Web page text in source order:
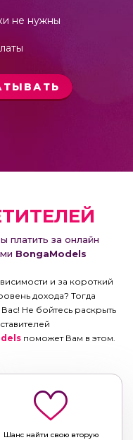
не нужны
платить за онлайн
BongaModels
и за короткий
дохода? Тогда
Не бойтесь раскрыть
поможет Вам в этом.
Шанс найти свою вторую